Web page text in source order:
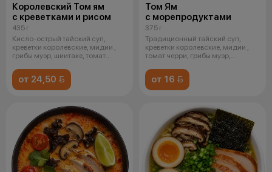
Королевский Том ям
с креветками и рисом
435 г
Кисло-острый тайский суп,
креветки королевские, мидии ,
грибы муэр, шиитаке, томат
от 24,50 
Том Ям
с морепродуктами
375 г
Традиционный тайский суп,
креветки королевские, мидии ,
томат черри, грибы муэр,
от 16 